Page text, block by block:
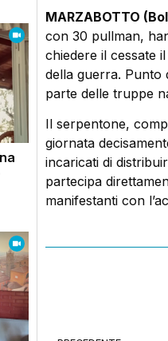
MARZABOTTO
con 30 pullman,
chiedere il cessate
della guerra. Punto
parte delle truppe
Il serpentone,
giornata
incaricati di
partecipa
manifestanti con